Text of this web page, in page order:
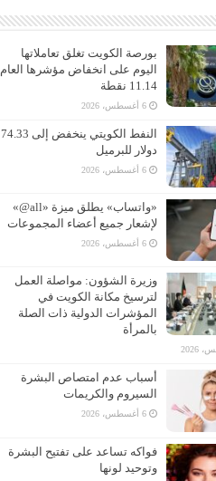
بورصة الكويت تغلق تعاملاتها
اليوم على انخفاض مؤشرها العام
11.14 نقطة
6 أغسطس، 2026
النفط الكويتي ينخفض إلى 74.33
دولار للبرميل
6 أغسطس، 2026
«واتساب» يطلق ميزة «all@»
لإشعار جميع أعضاء المجموعات
6 أغسطس، 2026
وزيرة الشؤون: مواصلة العمل
لترسيخ مكانة الكويت في
المؤشرات الدولية ذات الصلة
بالمرأة
أسباب عدم امتصاص البشرة
السيروم والكريمات
6 أغسطس، 2026
فواكه تساعد على تفتيح البشرة
وتوحيد لونها